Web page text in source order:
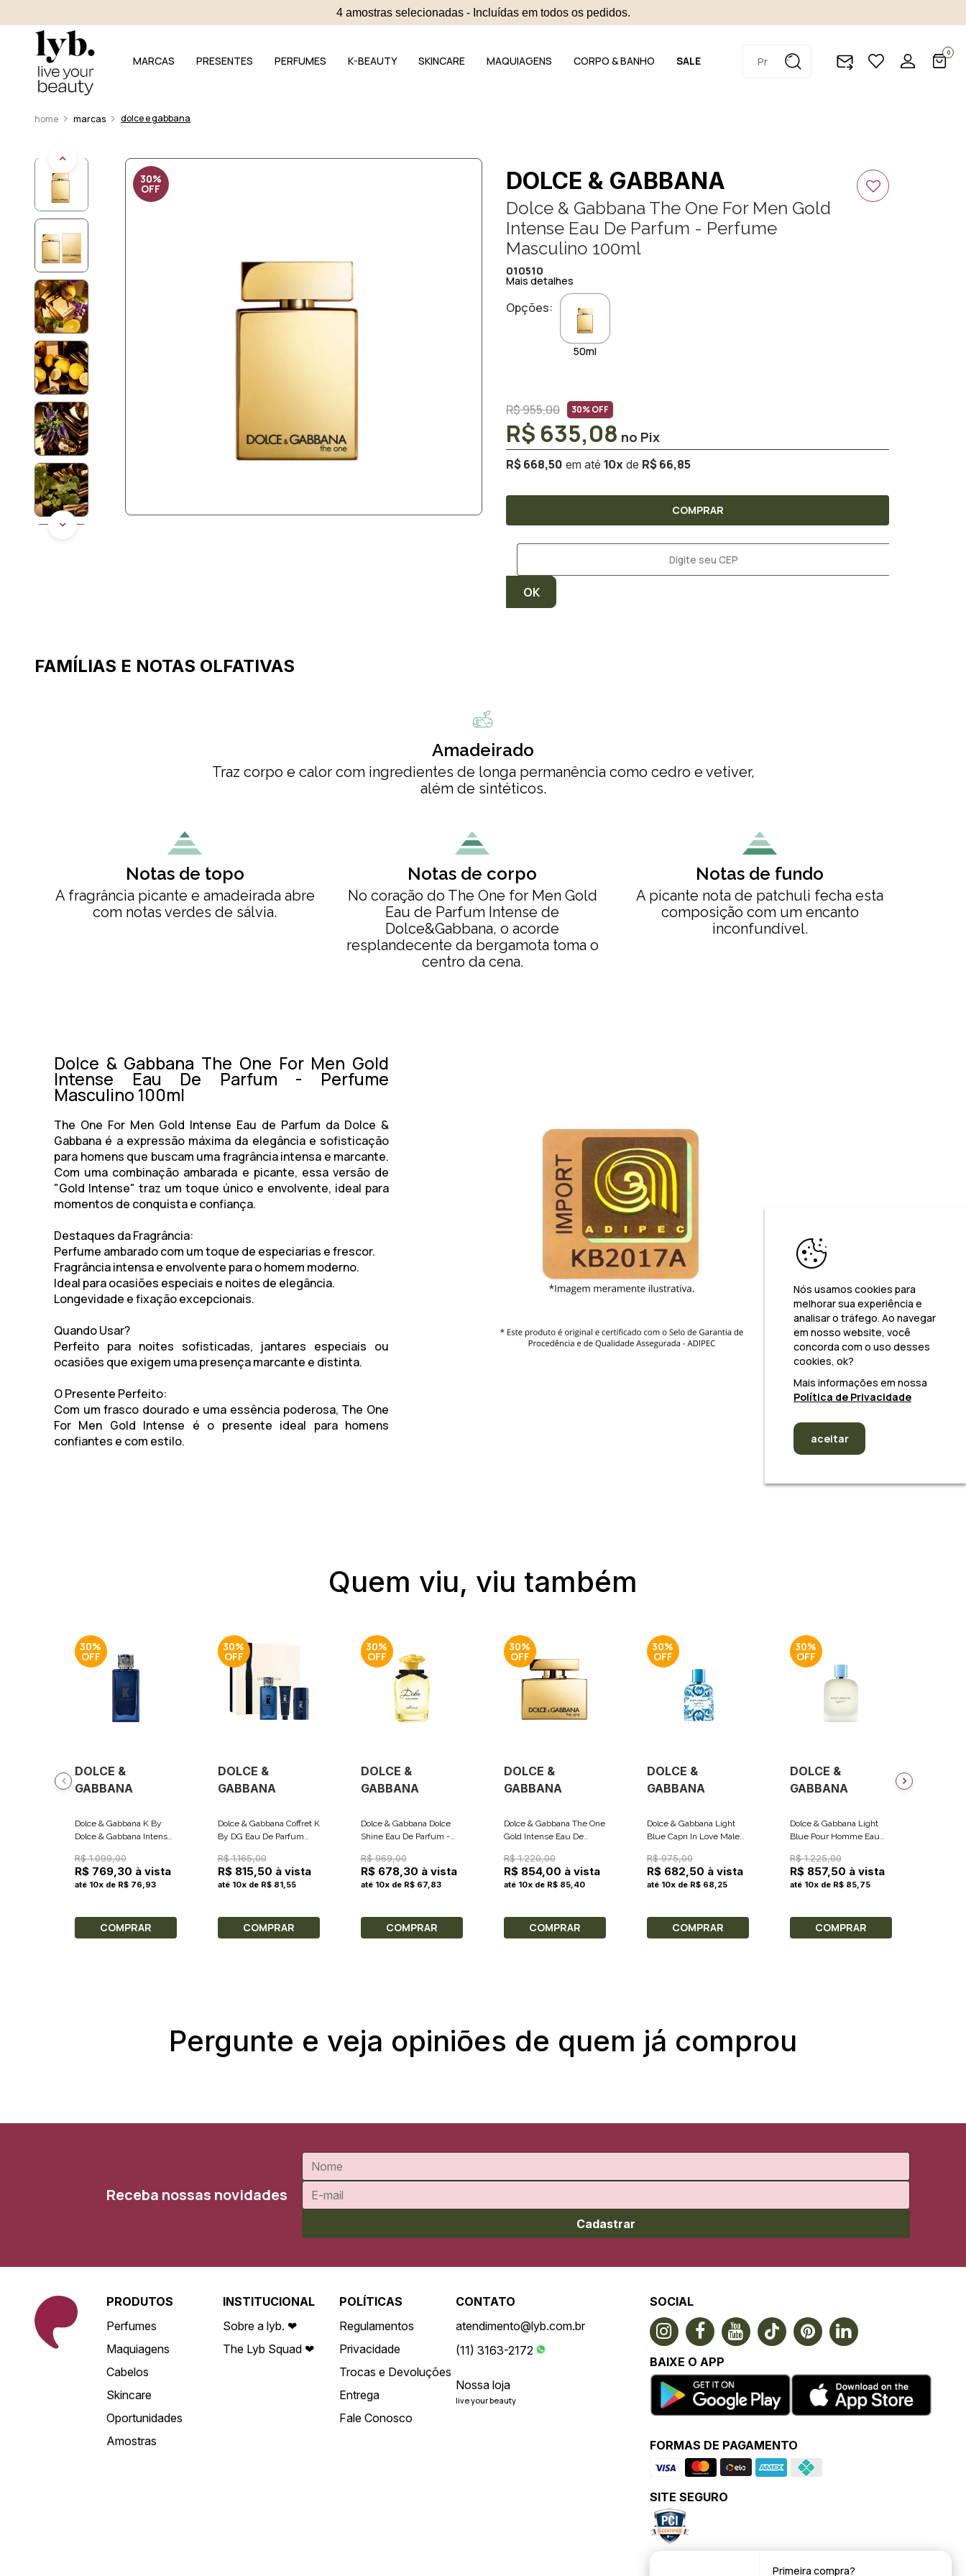
4 amostras selecionadas - Incluídas em todos os pedidos.
MARCAS PRESENTES PERFUMES K-BEAUTY SKINCARE MAQUIAGENS CORPO & BANHO SALE
0
marcas dolce e gabbana
30%
OFF DOLCE & GABBANA
Dolce & Gabbana The One For Men Gold
Intense Eau De Parfum - Perfume
Masculino 100ml
010510
Mais detalhes
Opções:
50ml
R$ 955,00 30% OFF
R$ 668,50 10x R$ 66,85
R$ 635,08
COMPRAR
FAMÍLIAS E NOTAS OLFATIVAS
Amadeirado
Traz corpo e calor com ingredientes de longa permanência como cedro e vetiver,
além de sintéticos.
Notas de topo
A fragrância picante e amadeirada abre
com notas verdes de sálvia.
Notas de corpo
No coração do The One for Men Gold
Eau de Parfum Intense de
Dolce&Gabbana, o acorde
resplandecente da bergamota toma o
centro da cena.
Notas de fundo
A picante nota de patchuli fecha esta
composição com um encanto
inconfundível.
Dolce & Gabbana The One For Men Gold
Intense Eau De Parfum - Perfume
Masculino 100ml
The One For Men Gold Intense Eau de Parfum da Dolce &
Gabbana é a expressão máxima da elegância e sofisticação
para homens que buscam uma fragrância intensa e marcante.
Com uma combinação ambarada e picante, essa versão de
"Gold Intense" traz um toque único e envolvente, ideal para
momentos de conquista e confiança.
Destaques da Fragrância:
Perfume ambarado com um toque de especiarias e frescor.
Fragrância intensa e envolvente para o homem moderno.
Ideal para ocasiões especiais e noites de elegância.
Longevidade e fixação excepcionais.
Quando Usar?
Perfeito para noites sofisticadas, jantares especiais ou
ocasiões que exigem uma presença marcante e distinta.
O Presente Perfeito:
Com um frasco dourado e uma essência poderosa, The One
For Men Gold Intense é o presente ideal para homens
confiantes e com estilo.
Quem viu, viu também
30%
DOLCE &
GABBANA
Dolce & Gabbana K By
Dolce & Gabbana Intense
Masculino 100ml
R$ 1.099,00
R$ 769,30 à vista
até 10x de R$ 76,93
COMPRAR
30%
DOLCE &
GABBANA
Dolce & Gabbana Coffret K
By DG Eau De Parfum
50ml + Desodorante 75g
R$ 1.165,00
R$ 815,50 à vista
até 10x de R$ 81,55
COMPRAR
30%
DOLCE &
GABBANA
Dolce & Gabbana Dolce
Shine Eau De Parfum -
R$ 969,00
R$ 678,30 à vista
até 10x de R$ 67,83
COMPRAR
30%
DOLCE &
GABBANA
Dolce & Gabbana The One
Gold Intense Eau De
Feminino 75ml
R$ 1.220,00
R$ 854,00 à vista
até 10x de R$ 85,40
COMPRAR
30%
DOLCE &
GABBANA
Dolce & Gabbana Light
Blue Capri In Love Male
Masculino 100ml
R$ 975,00
R$ 682,50 à vista
até 10x de R$ 68,25
COMPRAR
30%
DOLCE &
GABBANA
Dolce & Gabbana Light
Blue Pour Homme Eau
Masculino 200ml
R$ 1.225,00
R$ 857,50 à vista
até 10x de R$ 85,75
COMPRAR
Pergunte e veja opiniões de quem já comprou
Receba nossas novidades
Cadastrar
PRODUTOS
Perfumes
Maquiagens
Cabelos
Skincare
Oportunidades
Amostras
INSTITUCIONAL
Sobre a lyb. ❤
The Lyb Squad ❤
POLÍTICAS
Regulamentos
Privacidade
Trocas e Devoluções
Entrega
Fale Conosco
CONTATO
atendimento@lyb.com.br
(11) 3163-2172
Nossa loja
live your beauty
SOCIAL
BAIXE O APP
FORMAS DE PAGAMENTO
SITE SEGURO
Nós usamos cookies para
melhorar sua experiência e
analisar o tráfego. Ao navegar
em nosso website, você
concorda com o uso desses
cookies, ok?
Mais informações em nossa
Política de Privacidade
aceitar
Primeira compra?